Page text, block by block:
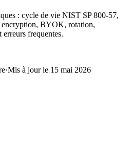
: cycle de vie NIST SP 800-57,
BYOK, rotation,
frequentes.
·Mis à jour le 15 mai 2026